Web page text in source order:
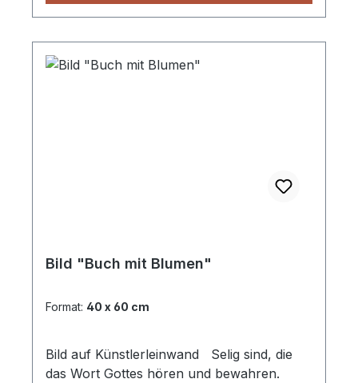
Bild "Buch mit Blumen"
Format: 40 x 60 cm
Bild auf Künstlerleinwand Selig sind, die
das Wort Gottes hören und bewahren.